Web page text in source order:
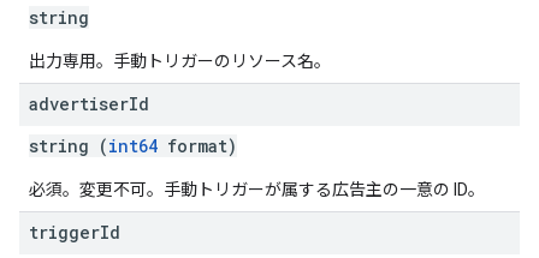
string
出力専用。手動トリガーのリソース名。
advertiserId
string (int64 format)
必須。変更不可。手動トリガーが属する広告主の一意の ID。
triggerId